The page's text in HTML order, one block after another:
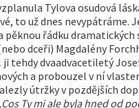
Tylova osudová
to už dnes nevypátráme.
pěknou řádku dramatických
dceři) Magdalény
tehdy dvaadvacetiletý
a probouzel v ní
útržky v pozdějších
Ty mi ale byla hned od